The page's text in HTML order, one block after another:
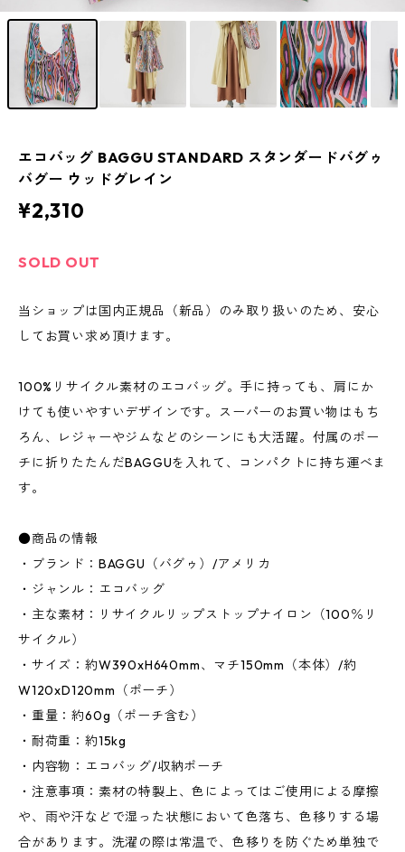
エコバッグ BAGGU STANDARD スタンダードバグゥ
バグー ウッドグレイン
¥2,310
SOLD OUT
当ショップは国内正規品（新品）のみ取り扱いのため、安心
してお買い求め頂けます。
100%リサイクル素材のエコバッグ。手に持っても、肩にか
けても使いやすいデザインです。スーパーのお買い物はもち
ろん、レジャーやジムなどのシーンにも大活躍。付属のポー
チに折りたたんだBAGGUを入れて、コンパクトに持ち運べま
す。
●商品の情報
・ブランド：BAGGU（バグゥ）/アメリカ
・ジャンル：エコバッグ
・主な素材：リサイクルリップストップナイロン（100％リ
サイクル）
・サイズ：約W390xH640mm、マチ150mm（本体）/約
W120xD120mm（ポーチ）
・重量：約60g（ポーチ含む）
・耐荷重：約15kg
・内容物：エコバッグ/収納ポーチ
・注意事項：素材の特製上、色によってはご使用による摩擦
や、雨や汗などで湿った状態において色落ち、色移りする場
合があります。洗濯の際は常温で、色移りを防ぐため単独で